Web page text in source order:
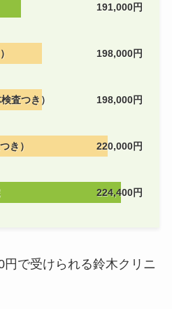
191,000円
198,000円
査つき） 198,000円
き） 220,000円
224,400円
で受けられる鈴木クリニ